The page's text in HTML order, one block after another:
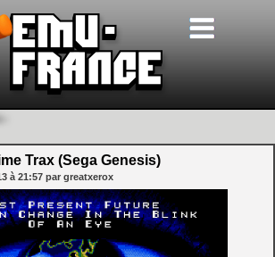
Trax (Sega Genesis)
à 21:57 par greatxerox